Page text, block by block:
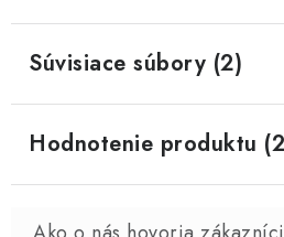
Súvisiace súbory (2)
Hodnotenie produktu